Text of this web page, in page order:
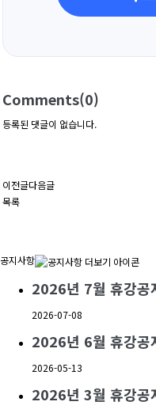
Comments(0)
등록된 댓글이 없습니다.
이전글다음글
목록
공지사항
2026년 7월 휴강공
2026-07-08
2026년 6월 휴강공
2026-05-13
2026년 3월 휴강공